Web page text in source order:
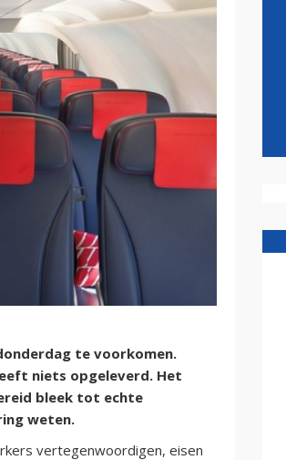
te voorkomen.
niets opgeleverd. Het
bleek tot echte
weten.
vertegenwoordigen, eisen